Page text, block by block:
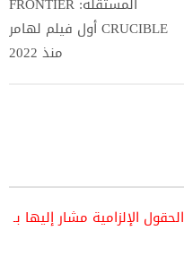
CRUCIBLE أول فيلم لهامر
منذ 2022
الحقول الإلزامية مشار إليها بـ